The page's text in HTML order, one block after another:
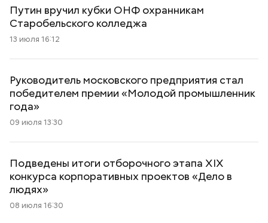
Путин вручил кубки ОНФ охранникам
Старобельского колледжа
13 июля 16:12
Руководитель московского предприятия стал
победителем премии «Молодой промышленник
года»
09 июля 13:30
Подведены итоги отборочного этапа XIX
конкурса корпоративных проектов «Дело в
людях»
08 июля 16:30